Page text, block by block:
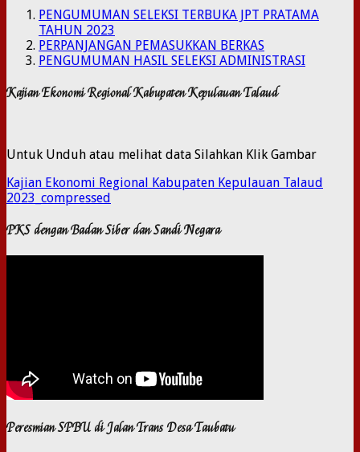
PENGUMUMAN SELEKSI TERBUKA JPT PRATAMA
TAHUN 2023
PERPANJANGAN PEMASUKKAN BERKAS
PENGUMUMAN HASIL SELEKSI ADMINISTRASI
Kajian Ekonomi Regional Kabupaten Kepulauan Talaud
Untuk Unduh atau melihat data Silahkan Klik Gambar
Kajian Ekonomi Regional Kabupaten Kepulauan Talaud
2023_compressed
PKS dengan Badan Siber dan Sandi Negara
Peresmian SPBU di Jalan Trans Desa Taubatu